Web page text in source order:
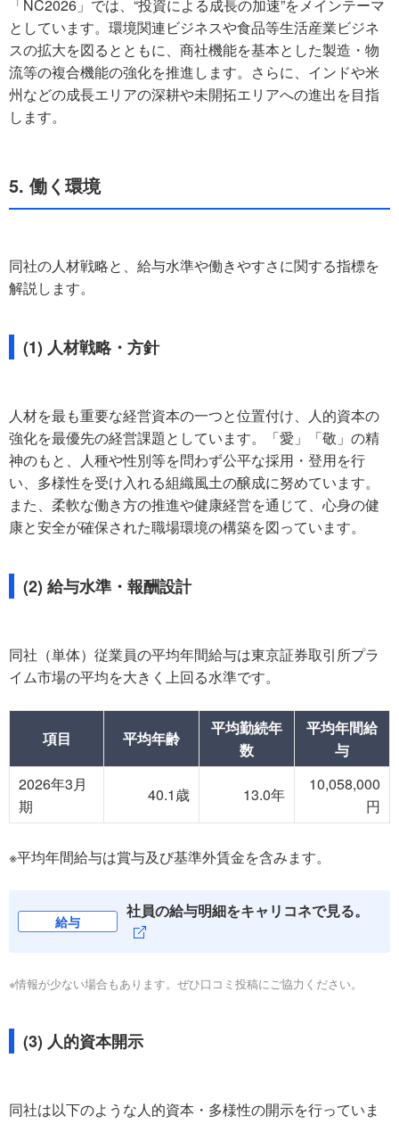
「NC2026」では、“投資による成長の加速”をメインテーマ
としています。環境関連ビジネスや食品等生活産業ビジネ
スの拡大を図るとともに、商社機能を基本とした製造・物
流等の複合機能の強化を推進します。さらに、インドや米
州などの成長エリアの深耕や未開拓エリアへの進出を目指
します。
5. 働く環境
同社の人材戦略と、給与水準や働きやすさに関する指標を
解説します。
(1) 人材戦略・方針
人材を最も重要な経営資本の一つと位置付け、人的資本の
強化を最優先の経営課題としています。「愛」「敬」の精
神のもと、人種や性別等を問わず公平な採用・登用を行
い、多様性を受け入れる組織風土の醸成に努めています。
また、柔軟な働き方の推進や健康経営を通じて、心身の健
康と安全が確保された職場環境の構築を図っています。
(2) 給与水準・報酬設計
同社（単体）従業員の平均年間給与は東京証券取引所プラ
イム市場の平均を大きく上回る水準です。
項目 平均年齢
平均勤続年
数
平均年間給
与
2026年3月
期
40.1歳 13.0年
10,058,000
円
※平均年間給与は賞与及び基準外賃金を含みます。
給与
社員の給与明細をキャリコネで見る。
※情報が少ない場合もあります。ぜひ口コミ投稿にご協力ください。
(3) 人的資本開示
同社は以下のような人的資本・多様性の開示を行っていま